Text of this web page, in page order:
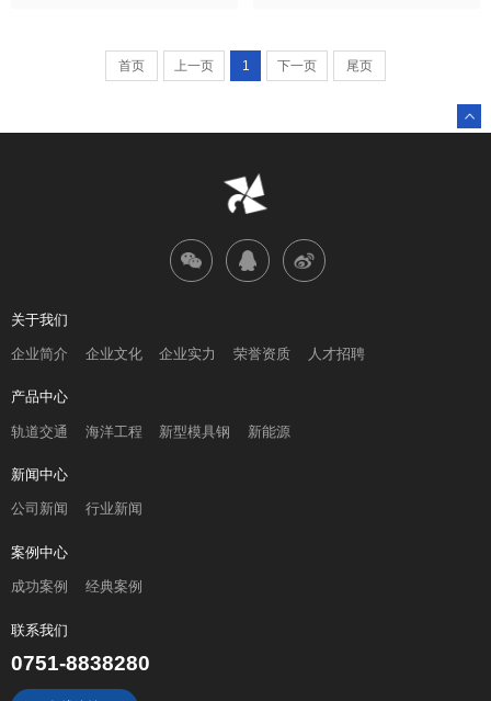
首页 上一页 1 下一页 尾页
关于我们
企业简介 企业文化 企业实力 荣誉资质 人才招聘
产品中心
轨道交通 海洋工程 新型模具钢 新能源
新闻中心
公司新闻 行业新闻
案例中心
成功案例 经典案例
联系我们
0751-8838280